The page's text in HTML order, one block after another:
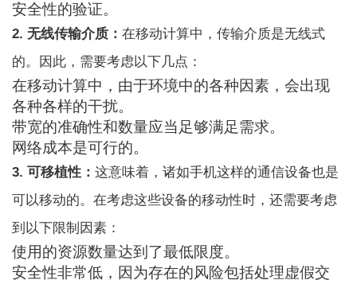
安全性的验证。
2. 无线传输介质：在移动计算中，传输介质是无线式
的。因此，需要考虑以下几点：
在移动计算中，由于环境中的各种因素，会出现
各种各样的干扰。
带宽的准确性和数量应当足够满足需求。
网络成本是可行的。
3. 可移植性：这意味着，诸如手机这样的通信设备也是
可以移动的。在考虑这些设备的移动性时，还需要考虑
到以下限制因素：
使用的资源数量达到了最低限度。
安全性非常低，因为存在的风险包括处理虚假交